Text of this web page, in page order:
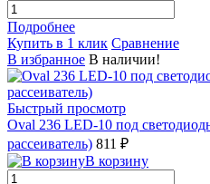
Подробнее
Купить в 1 клик Сравнение
В избранное В наличии!
Быстрый просмотр
Oval 236 LED-10 под
рассеиватель) 811 ₽
В корзину